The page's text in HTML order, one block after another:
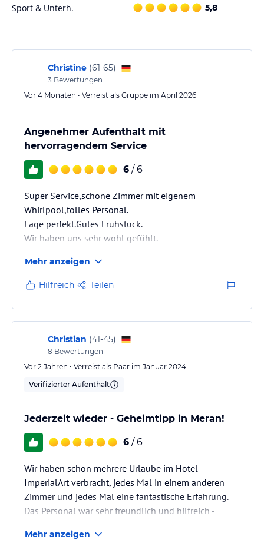
Sport & Unterh. 5,8
Christine (61-65)
3 Bewertungen
Vor 4 Monaten • Verreist als Gruppe im April 2026
Angenehmer Aufenthalt mit
hervorragendem Service
6 / 6
Super Service,schöne Zimmer mit eigenem
Whirlpool,tolles Personal.
Lage perfekt.Gutes Frühstück.
Wir haben uns sehr wohl gefühlt.
Mehr anzeigen
Hilfreich Teilen
Christian (41-45)
8 Bewertungen
Vor 2 Jahren • Verreist als Paar im Januar 2024
Verifizierter Aufenthalt
Jederzeit wieder - Geheimtipp in Meran!
6 / 6
Wir haben schon mehrere Urlaube im Hotel
ImperialArt verbracht, jedes Mal in einem anderen
Zimmer und jedes Mal eine fantastische Erfahrung.
Das Personal war sehr freundlich und hilfreich -
premium - wir wurden hier nie enttäuscht!
Mehr anzeigen